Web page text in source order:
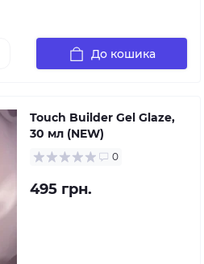
До кошика
Touch Builder Gel Glaze,
30 мл (NEW)
0
495 грн.